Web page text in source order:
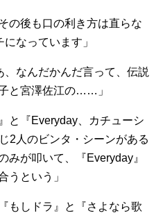
の後も口の利き方は直らな
なっています」
なんだかんだ言って、伝説
と宮澤佐江の……」
と『Everyday、カチューシ
2人のビンタ・シーンがある
みが叩いて、『Everyday』
うという」
もしドラ』と『さよなら歌